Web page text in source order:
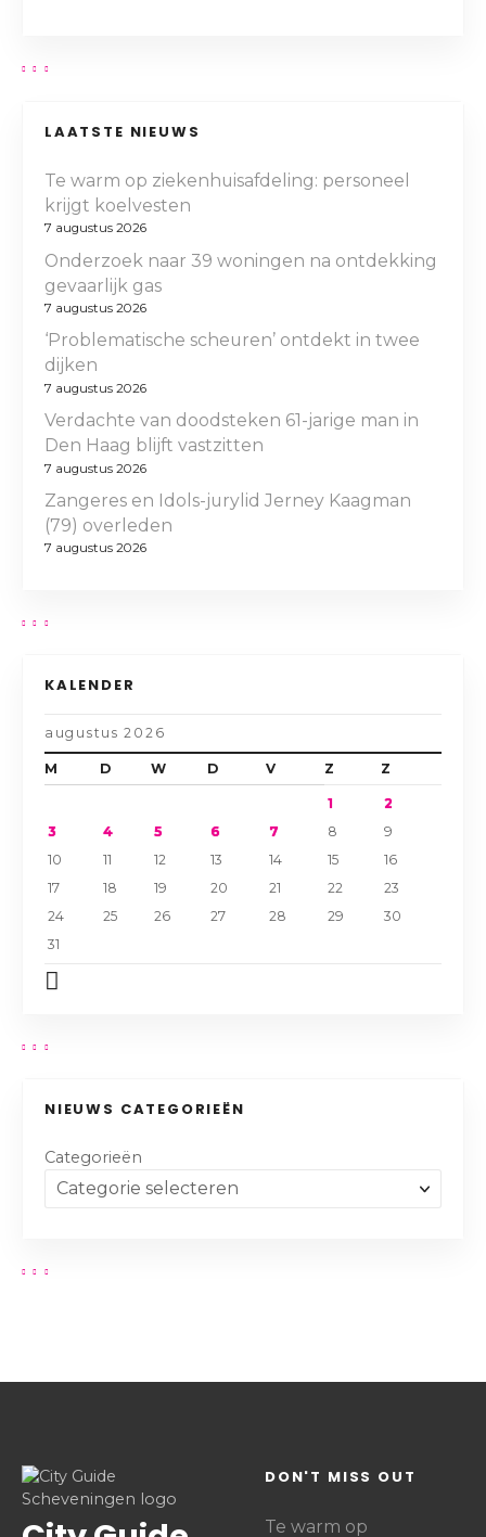
LAATSTE NIEUWS
Te warm op ziekenhuisafdeling: personeel
krijgt koelvesten
7 augustus 2026
Onderzoek naar 39 woningen na ontdekking
gevaarlijk gas
7 augustus 2026
‘Problematische scheuren’ ontdekt in twee
dijken
7 augustus 2026
Verdachte van doodsteken 61-jarige man in
Den Haag blijft vastzitten
7 augustus 2026
Zangeres en Idols-jurylid Jerney Kaagman
(79) overleden
7 augustus 2026
KALENDER
augustus 2026
M D W D V Z Z
1
2
3
4 5 6 7 8
9
10
11 12 13 14 15
16
17
18 19 20 21 22
23
24
25 26 27 28 29
30
31
NIEUWS CATEGORIEËN
Categorieën
DON'T MISS OUT
Te warm op